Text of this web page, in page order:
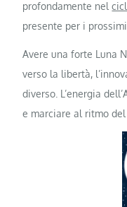
profondamente nel
presente per i
Avere una forte Luna
verso la libertà,
diverso. L’energia
e marciare al ritmo